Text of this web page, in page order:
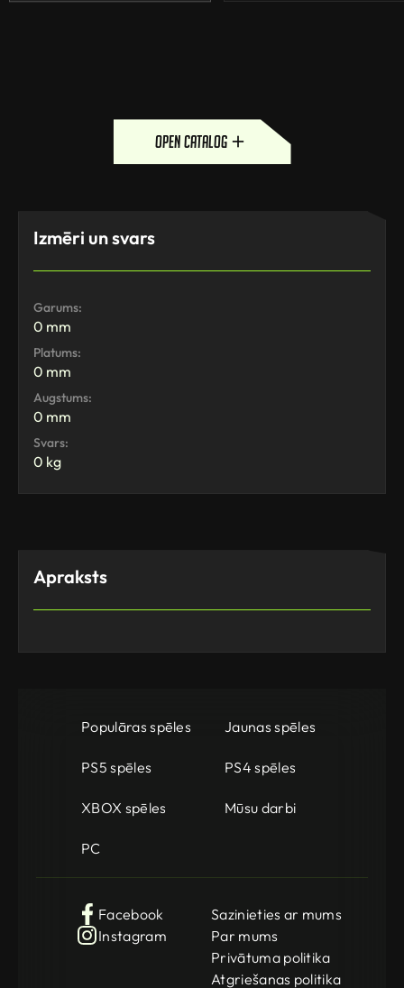
open catalog
Izmēri un svars
Garums:
0 mm
Platums:
0 mm
Augstums:
0 mm
Svars:
0 kg
Apraksts
Populāras spēles Jaunas spēles
PS5 spēles PS4 spēles
XBOX spēles Mūsu darbi
PC
Facebook
Instagram
Sazinieties ar mums
Par mums
Privātuma politika
Atgriešanas politika